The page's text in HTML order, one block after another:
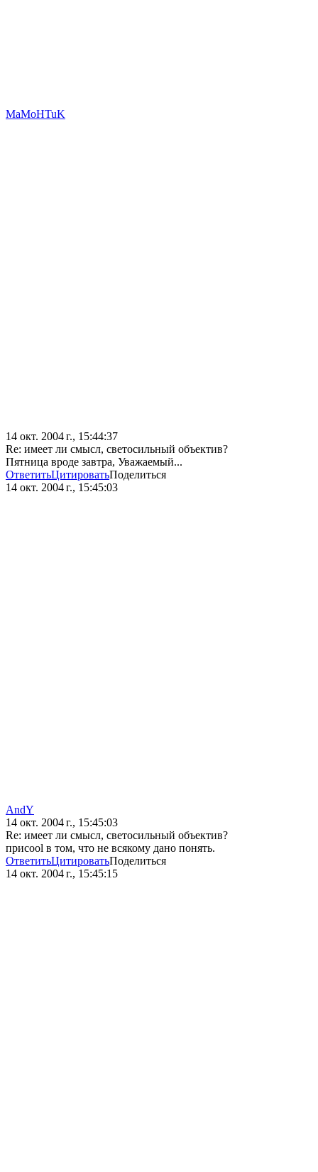
MaMoHTuK
14 окт. 2004 г., 15:44:37
Re: имеет ли смысл, светосильный объектив?
Пятница вроде завтра, Уважаемый...
ОтветитьЦитироватьПоделиться
14 окт. 2004 г., 15:45:03
AndY
14 окт. 2004 г., 15:45:03
Re: имеет ли смысл, светосильный объектив?
приcool в том, что не всякому дано понять.
ОтветитьЦитироватьПоделиться
14 окт. 2004 г., 15:45:15